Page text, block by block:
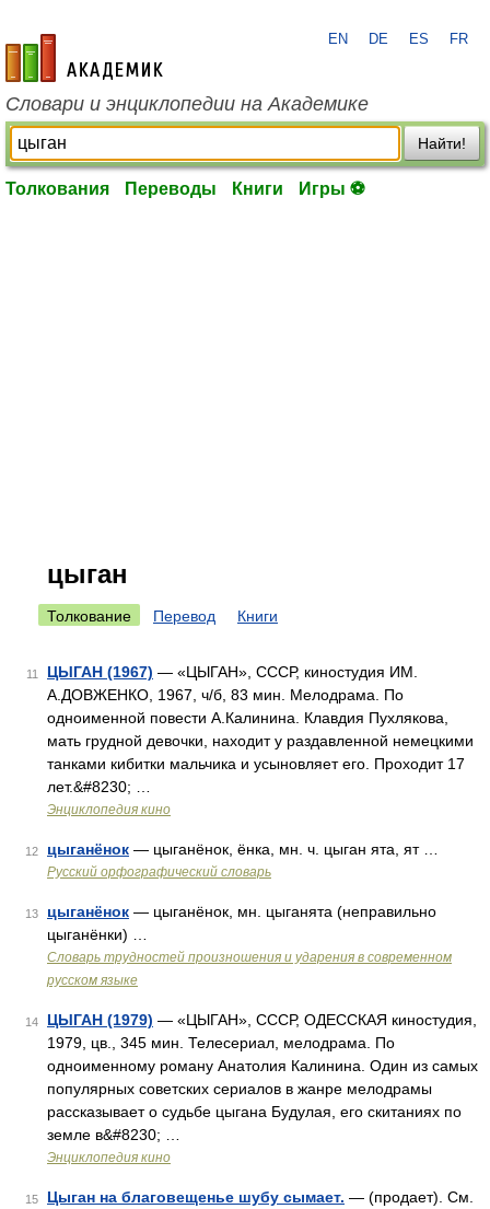
academic.ru
EN DE ES FR
Словари и энциклопедии на Академике
Найти!
Толкования Переводы Книги Игры ⚽
цыган
Толкование Перевод Книги
11 ЦЫГАН (1967) — «ЦЫГАН», СССР, киностудия ИМ.
А.ДОВЖЕНКО, 1967, ч/б, 83 мин. Мелодрама. По
одноименной повести А.Калинина. Клавдия Пухлякова,
мать грудной девочки, находит у раздавленной немецкими
танками кибитки мальчика и усыновляет его. Проходит 17
лет.&#8230; …
Энциклопедия кино
12 цыганёнок — цыганёнок, ёнка, мн. ч. цыган ята, ят …
Русский орфографический словарь
13 цыганёнок — цыганёнок, мн. цыганята (неправильно
цыганёнки) …
Словарь трудностей произношения и ударения в современном
русском языке
14 ЦЫГАН (1979) — «ЦЫГАН», СССР, ОДЕССКАЯ киностудия,
1979, цв., 345 мин. Телесериал, мелодрама. По
одноименному роману Анатолия Калинина. Один из самых
популярных советских сериалов в жанре мелодрамы
рассказывает о судьбе цыгана Будулая, его скитаниях по
земле в&#8230; …
Энциклопедия кино
15 Цыган на благовещенье шубу сымает. — (продает). См.